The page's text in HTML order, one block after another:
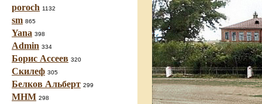
poroch 1132
sm 865
Yana 398
Admin 334
Борис Ассеев 320
Скилеф 305
Белков Альберт 299
МНМ 298